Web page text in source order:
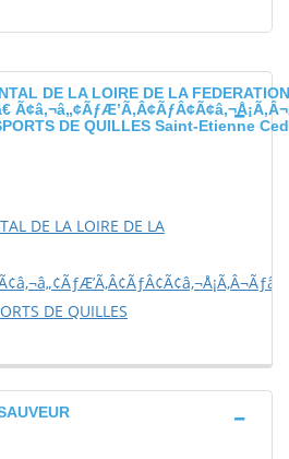
DE LA LOIRE DE LA FEDERATION
DE QUILLES Saint-Etienne
DE LA LOIRE DE LA
DE QUILLES